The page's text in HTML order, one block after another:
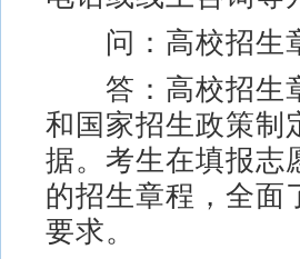
问：高校招生章
答：高校招生章
和国家招生政策制
据。考生在填报志
的招生章程，全面
要求。